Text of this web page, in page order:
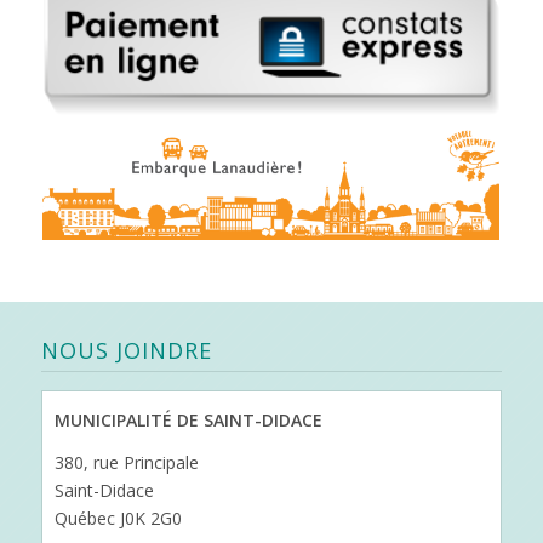
NOUS JOINDRE
MUNICIPALITÉ DE SAINT-DIDACE
380, rue Principale
Saint-Didace
Québec J0K 2G0